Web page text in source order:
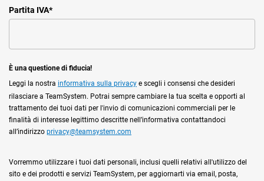
Partita IVA*
È una questione di fiducia!
Leggi la nostra informativa sulla privacy e scegli i consensi che desideri
rilasciare a TeamSystem. Potrai sempre cambiare la tua scelta e opporti al
trattamento dei tuoi dati per l'invio di comunicazioni commerciali per le
finalità di interesse legittimo descritte nell’informativa contattandoci
all’indirizzo privacy@teamsystem.com
Vorremmo utilizzare i tuoi dati personali, inclusi quelli relativi all'utilizzo del
sito e dei prodotti e servizi TeamSystem, per aggiornarti via email, posta,